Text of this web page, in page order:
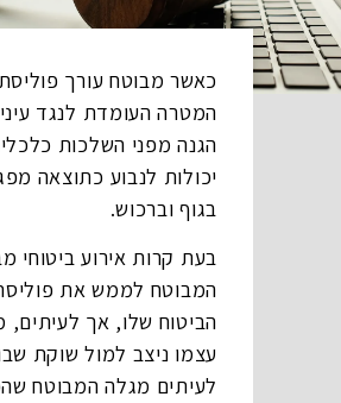
כאשר מבוטח עורך
המטרה העומדת לנגד
הגנה מפני השלכות
יכולות לנבוע כתוצאה
בגוף וברכוש.
בעת קרות אירוע ביטוחי
המבוטח לממש את
הביטוח שלו, אך לעיתים,
עצמו ניצב למול שוקת
לעיתים מגלה המבוטח